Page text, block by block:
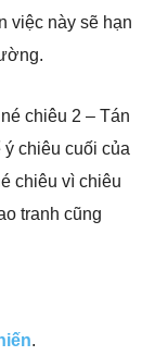
việc này sẽ hạn
chiêu 2 – Tán
chiêu cuối của
chiêu vì chiêu
tranh cũng
.